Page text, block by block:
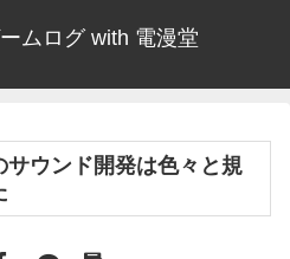
ムログ with 電漫堂
サウンド開発は色々と規